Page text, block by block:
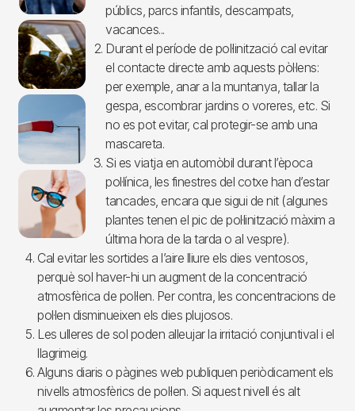
públics, parcs infantils, descampats,
vacances...
Durant el període de pol·linització cal evitar
el contacte directe amb aquests pòl·lens:
per exemple, anar a la muntanya, tallar la
gespa, escombrar jardins o voreres, etc. Si
no es pot evitar, cal protegir-se amb una
mascareta.
Si es viatja en automòbil durant l’època
pol·línica, les finestres del cotxe han d’estar
tancades, encara que sigui de nit (algunes
plantes tenen el pic de pol·linització màxim a
última hora de la tarda o al vespre).
Cal evitar les sortides a l’aire lliure els dies ventosos,
perquè sol haver-hi un augment de la concentració
atmosfèrica de pol·len. Per contra, les concentracions de
pol·len disminueixen els dies plujosos.
Les ulleres de sol poden alleujar la irritació conjuntival i el
llagrimeig.
Alguns diaris o pàgines web publiquen periòdicament els
nivells atmosfèrics de pol·len. Si aquest nivell és alt